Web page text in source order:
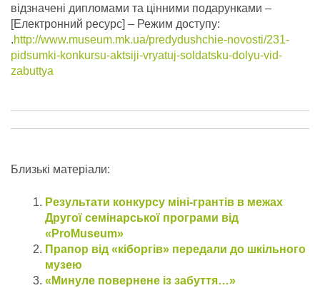
відзначені дипломами та цінними подарунками –
[Електронний ресурс] – Режим доступу:
.http://www.museum.mk.ua/predydushchie-novosti/231-
pidsumki-konkursu-aktsiji-vryatuj-soldatsku-dolyu-vid-
zabuttya
Близькі матеріали:
Результати конкурсу міні-грантів в межах
Другої семінарської програми від
«ProMuseum»
Прапор від «кіборгів» передали до шкільного
музею
«Минуле повернене із забуття…»